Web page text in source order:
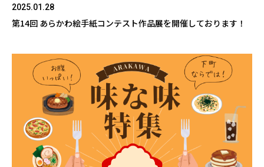
2025.01.28
第14回 あらかわ絵手紙コンテスト作品展を開催しております！